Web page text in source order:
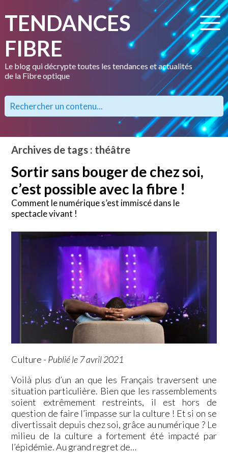
TENDANCES
FIBRE
Le blog qui décrypte toutes les tendances et actualités
de la Fibre optique
Archives de tags : théâtre
Sortir sans bouger de chez soi,
c’est possible avec la fibre !
Comment le numérique s’est immiscé dans le
spectacle vivant !
Culture - Publié le 7 avril 2021
Voilà plus d’un an que les Français traversent une
situation particulière. Bien que les rassemblements
soient extrêmement restreints, il est hors de
question de faire l’impasse sur la culture ! Et si on se
divertissait depuis chez soi, grâce au numérique ? Le
milieu de la culture a fortement été impacté par
l’épidémie. Au grand regret de…